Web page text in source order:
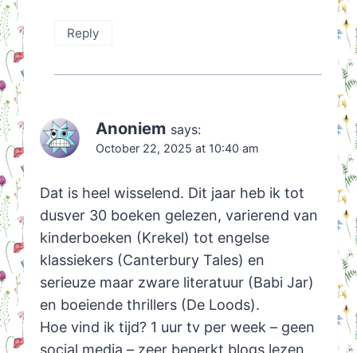
Reply
Anoniem says:
October 22, 2025 at 10:40 am
Dat is heel wisselend. Dit jaar heb ik tot
dusver 30 boeken gelezen, varierend van
kinderboeken (Krekel) tot engelse
klassiekers (Canterbury Tales) en
serieuze maar zware literatuur (Babi Jar)
en boeiende thrillers (De Loods).
Hoe vind ik tijd? 1 uur tv per week – geen
social media – zeer beperkt blogs lezen